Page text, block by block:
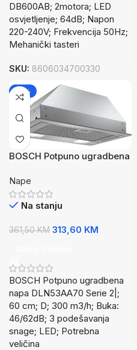
DB600AB; 2motora; LED
osvjetljenje; 64dB; Napon
220-240V; Frekvencija 50Hz;
Mehanički tasteri
SKU: 8606034700330
-13%
BOSCH Potpuno ugradbena
Buka: 46/62dB, IT
Nape
Na stanju
361,50KM 313,60 KM
BOSCH Potpuno ugradbena
napa DLN53AA70 Serie 2|;
60 cm; D; 300 m3/h; Buka:
46/62dB; 3 podešavanja
snage; LED; Potrebna
veličina